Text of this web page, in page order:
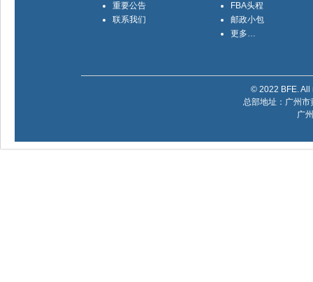
重要公告
联系我们
FBA头程
邮政小包
更多…
© 2022 BFE.
总部地址：广州
广